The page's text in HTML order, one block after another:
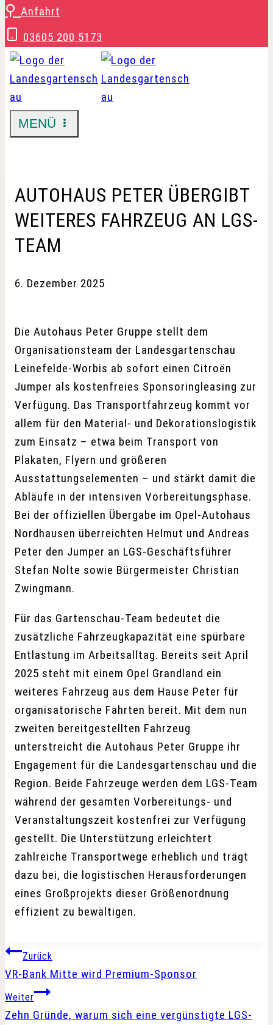
Zum
Inhalt
springen
⚲ Anfahrt
03605 200 5173
MENÜ
AUTOHAUS PETER ÜBERGIBT
WEITERES FAHRZEUG AN LGS-
TEAM
6. Dezember 2025
Die Autohaus Peter Gruppe stellt dem
Organisationsteam der Landesgartenschau
Leinefelde-Worbis ab sofort einen Citroën
Jumper als kostenfreies Sponsoringleasing zur
Verfügung. Das Transportfahrzeug kommt vor
allem für den Material- und Dekorationslogistik
zum Einsatz – etwa beim Transport von
Plakaten, Flyern und größeren
Ausstattungselementen – und stärkt damit die
Abläufe in der intensiven Vorbereitungsphase.
Bei der offiziellen Übergabe im Opel-Autohaus
Nordhausen überreichten Helmut und Andreas
Peter den Jumper an LGS-Geschäftsführer
Stefan Nolte sowie Bürgermeister Christian
Zwingmann.
Für das Gartenschau-Team bedeutet die
zusätzliche Fahrzeugkapazität eine spürbare
Entlastung im Arbeitsalltag. Bereits seit April
2025 steht mit einem Opel Grandland ein
weiteres Fahrzeug aus dem Hause Peter für
organisatorische Fahrten bereit. Mit dem nun
zweiten bereitgestellten Fahrzeug
unterstreicht die Autohaus Peter Gruppe ihr
Engagement für die Landesgartenschau und die
Region. Beide Fahrzeuge werden dem LGS-Team
während der gesamten Vorbereitungs- und
Veranstaltungszeit kostenfrei zur Verfügung
gestellt. Die Unterstützung erleichtert
zahlreiche Transportwege erheblich und trägt
dazu bei, die logistischen Herausforderungen
eines Großprojekts dieser Größenordnung
effizient zu bewältigen.
Beitragsnavigation
Zurück
VR-Bank Mitte wird Premium-Sponsor
Weiter
Zehn Gründe, warum sich eine vergünstigte LGS-